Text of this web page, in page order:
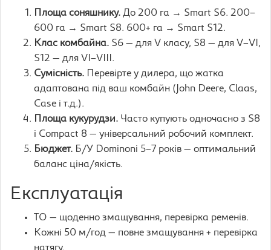
Площа соняшнику. До 200 га → Smart S6. 200–
600 га → Smart S8. 600+ га → Smart S12.
Клас комбайна. S6 — для V класу, S8 — для V–VI,
S12 — для VI–VIII.
Сумісність. Перевірте у дилера, що жатка
адаптована під ваш комбайн (John Deere, Claas,
Case і т.д.).
Площа кукурудзи. Часто купують одночасно з S8
і Compact 8 — універсальний робочий комплект.
Бюджет. Б/У Dominoni 5–7 років — оптимальний
баланс ціна/якість.
Експлуатація
ТО — щоденно змащування, перевірка ременів.
Кожні 50 м/год — повне змащування + перевірка